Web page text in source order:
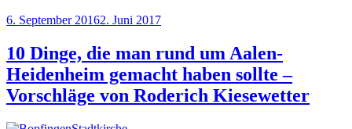
Veröffentlicht
6. September 20162. Juni 2017
10 Dinge, die man rund um Aalen-
Heidenheim gemacht haben sollte –
Vorschläge von Roderich Kiesewetter